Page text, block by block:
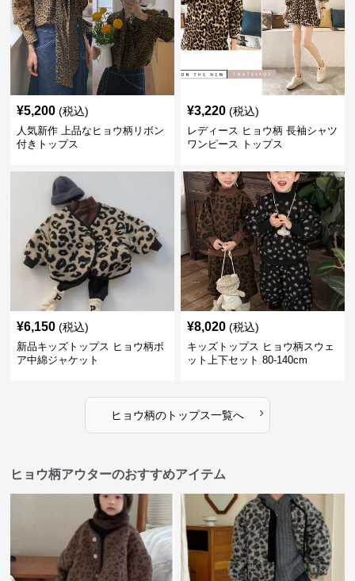
¥5,200 (税込)
人気新作 上品なヒョウ柄リボン
付きトップス
¥3,220 (税込)
レディース ヒョウ柄 長袖シャツ
ワンピース トップス
¥6,150 (税込)
新品キッズトップス ヒョウ柄ボ
ア中綿ジャケット
¥8,020 (税込)
キッズトップス ヒョウ柄スウェ
ット上下セット 80-140cm
ヒョウ柄のトップス一覧へ ›
ヒョウ柄アウターのおすすめアイテム